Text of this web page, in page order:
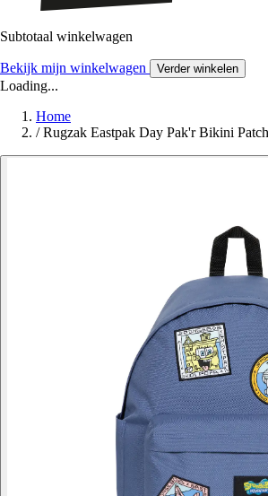
Subtotaal winkelwagen
Bekijk mijn winkelwagen Verder winkelen
Loading...
Home
/ Rugzak Eastpak Day Pak'r Bikini